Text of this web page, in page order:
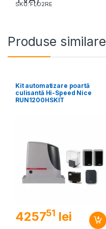
SKU: FLO2RE
Produse similare
Kit automatizare poartă
culisantă Hi-Speed Nice
RUN1200HSKIT
425751 lei